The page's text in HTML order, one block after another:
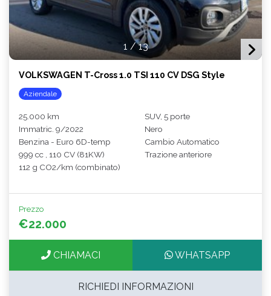
1 /13
VOLKSWAGEN T-Cross 1.0 TSI 110 CV DSG Style
Aziendale
25.000 km
Immatric. 9/2022
Benzina - Euro 6D-temp
999 cc , 110 CV (81KW)
112 g CO2/km (combinato)
SUV, 5 porte
Nero
Cambio Automatico
Trazione anteriore
Prezzo
€22.000
CHIAMACI WHATSAPP
RICHIEDI INFORMAZIONI